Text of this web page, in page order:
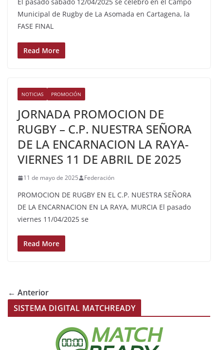
Municipal de Rugby de La Asomada en Cartagena, la
FASE FINAL
Read More
NOTICIAS PROMOCIÓN
JORNADA PROMOCION DE
RUGBY – C.P. NUESTRA SEÑORA
DE LA ENCARNACION LA RAYA-
VIERNES 11 DE ABRIL DE 2025
11 de mayo de 2025 Federación
PROMOCION DE RUGBY EN EL C.P. NUESTRA SEÑORA
DE LA ENCARNACION EN LA RAYA, MURCIA El pasado
viernes 11/04/2025 se
Read More
← Anterior
SISTEMA DIGITAL MATCHREADY